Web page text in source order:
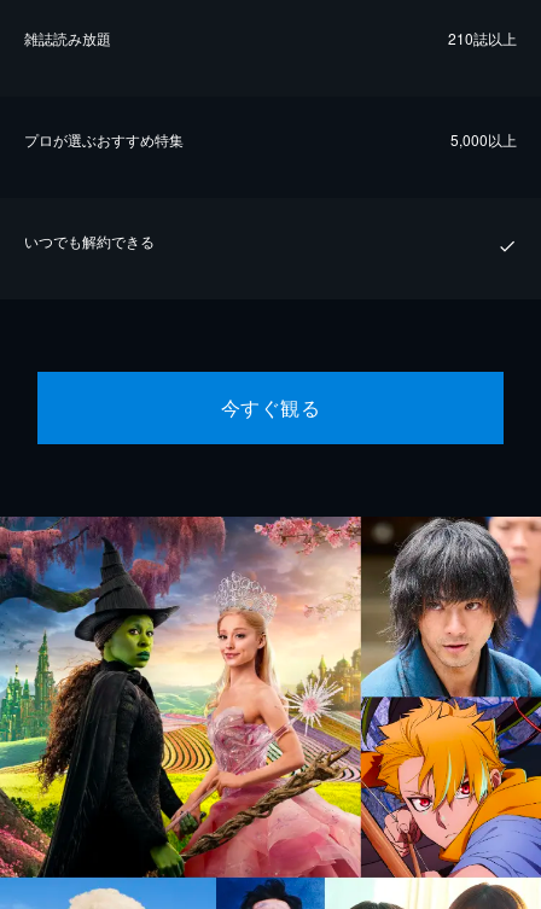
雑誌読み放題 210誌以上
プロが選ぶおすすめ特集 5,000以上
いつでも解約できる
今すぐ観る